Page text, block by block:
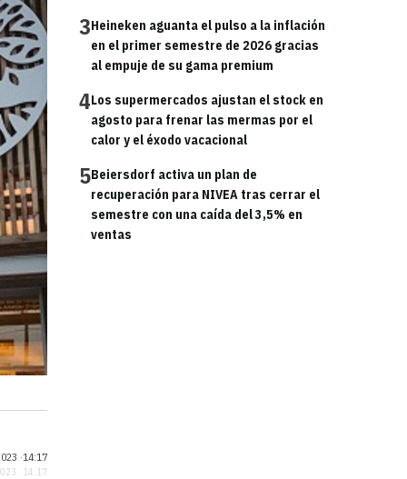
3Heineken aguanta el pulso a la inflación
en el primer semestre de 2026 gracias
al empuje de su gama premium
4Los supermercados ajustan el stock en
agosto para frenar las mermas por el
calor y el éxodo vacacional
5Beiersdorf activa un plan de
recuperación para NIVEA tras cerrar el
semestre con una caída del 3,5% en
ventas
·14:17
· 14:17